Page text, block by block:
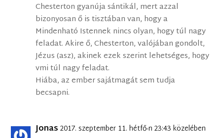
Chesterton gyanúja sántikál, mert azzal
bizonyosan ő is tisztában van, hogy a
Mindenható Istennek nincs olyan, hogy túl nagy
feladat. Akire ő, Chesterton, valójában gondolt,
Jézus (asz), akinek ezek szerint lehetséges, hogy
vmi túl nagy feladat.
Hiába, az ember sajátmagát sem tudja
becsapni.
Jonas 2017. szeptember 11. hétfő-n 23:43 közelében